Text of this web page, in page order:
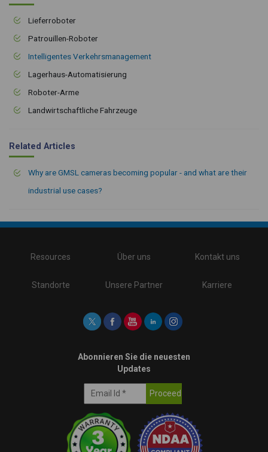
Lieferroboter
Patrouillen-Roboter
Intelligentes Verkehrsmanagement
Lagerhaus-Automatisierung
Roboter-Arme
Landwirtschaftliche Fahrzeuge
Related Articles
Why are GMSL cameras becoming popular - and what are their
industrial use cases?
Resources Über uns Kontakt uns
Standorte Unsere Partner Karriere
Abonnieren Sie die neuesten
Updates
\